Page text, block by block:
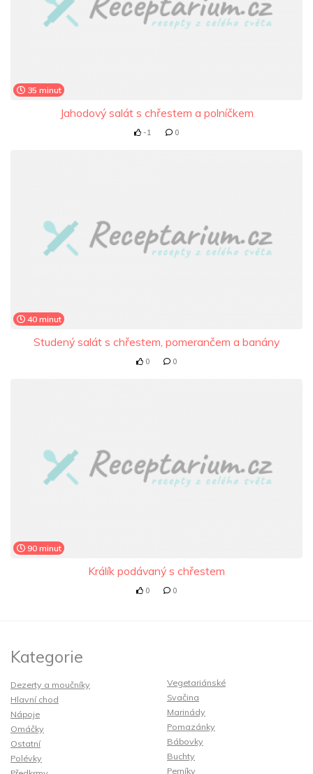
35 minut
Jahodový salát s chřestem a polníčkem
-1 0
40 minut
Studený salát s chřestem, pomerančem a banány
0 0
90 minut
Králík podávaný s chřestem
0 0
Kategorie
Dezerty a moučníky
Hlavní chod
Nápoje
Omáčky
Ostatní
Polévky
Vegetariánské
Svačina
Marinády
Pomazánky
Bábovky
Buchty
Perníky